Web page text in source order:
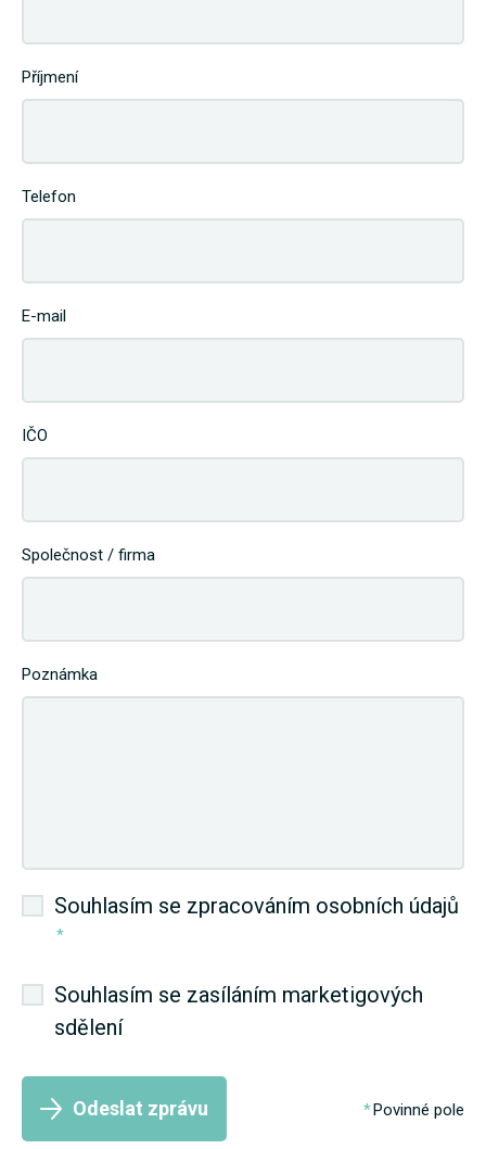
Příjmení
Telefon
E-mail
IČO
Společnost / firma
Poznámka
Souhlasím se zpracováním osobních údajů
*
Souhlasím se zasíláním marketigových
sdělení
Odeslat zprávu Povinné pole